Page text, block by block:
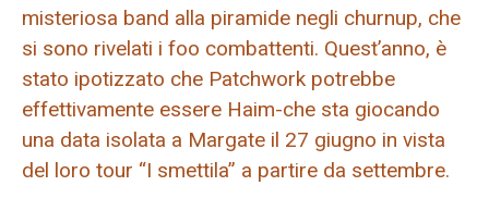
misteriosa band alla piramide negli churnup, che
si sono rivelati i foo combattenti. Quest’anno, è
stato ipotizzato che Patchwork potrebbe
effettivamente essere Haim-che sta giocando
una data isolata a Margate il 27 giugno in vista
del loro tour “I smettila” a partire da settembre.